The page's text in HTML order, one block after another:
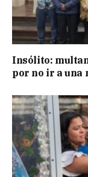
Insólito:
por no ir a una